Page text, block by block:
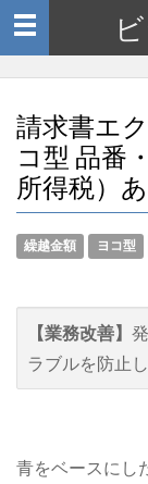
Toggle
navigation
請求書エ
コ型 品番
所得税）
繰越金額 ヨコ型
【業務改善】
ラブルを防止
青をベースにし